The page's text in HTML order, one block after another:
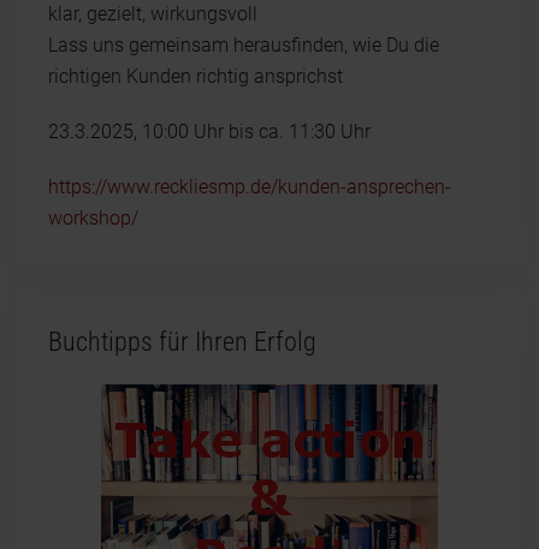
klar, gezielt, wirkungsvoll
Lass uns gemeinsam herausfinden, wie Du die
richtigen Kunden richtig ansprichst
23.3.2025, 10:00 Uhr bis ca. 11:30 Uhr
https://www.reckliesmp.de/kunden-ansprechen-
workshop/
Buchtipps für Ihren Erfolg